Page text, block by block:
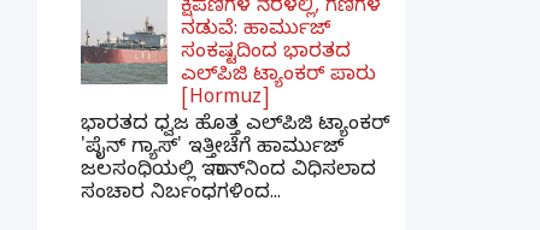
ಕ್ಷಿಪಣಿಗಳ ನೆರಳಲ್ಲಿ, ಗಣಿಗಳ
ನಡುವೆ: ಹಾರ್ಮುಜ್
ಸಂಕಷ್ಟದಿಂದ ಭಾರತದ
ಎಲ್‌ಪಿಜಿ ಟ್ಯಾಂಕರ್ ಪಾರು
[Hormuz]
ಭಾರತದ ಧ್ವಜ ಹೊತ್ತ ಎಲ್‌ಪಿಜಿ ಟ್ಯಾಂಕರ್
'ಪೈನ್ ಗ್ಯಾಸ್' ಇತ್ತೀಚೆಗೆ ಹಾರ್ಮುಜ್
ಜಲಸಂಧಿಯಲ್ಲಿ ಇರಾನ್‌ನಿಂದ ವಿಧಿಸಲಾದ
ಸಂಚಾರ ನಿರ್ಬಂಧಗಳಿಂದ...